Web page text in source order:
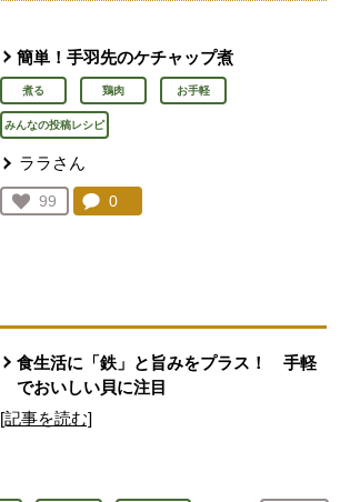
簡単！手羽先のケチャップ煮
煮る 鶏肉 お手軽
みんなの投稿レシピ
ララさん
お気に入り登録：
99
人が登録
コメント：
0
食生活に「鉄」と旨みをプラス！ 手軽
でおいしい貝に注目
[記事を読む]